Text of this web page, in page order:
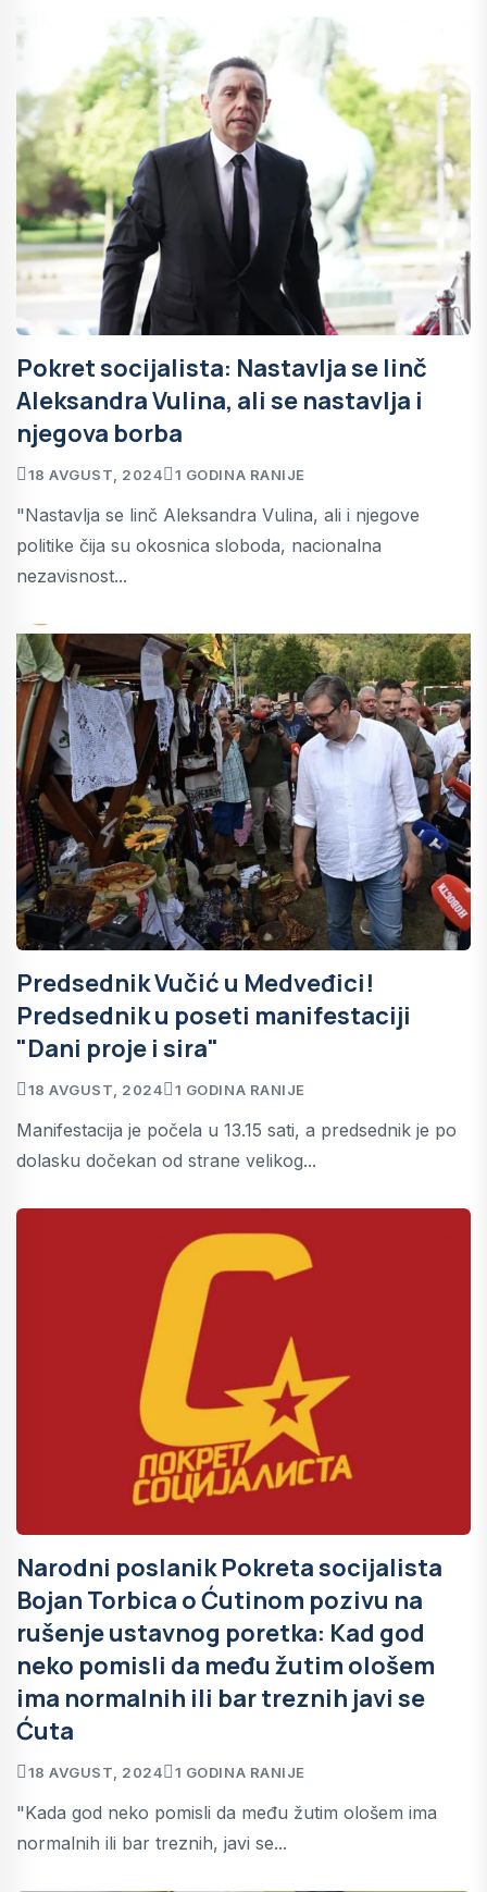
Pokret socijalista: Nastavlja se linč
Aleksandra Vulina, ali se nastavlja i
njegova borba
18 AVGUST, 2024 1 GODINA RANIJE
"Nastavlja se linč Aleksandra Vulina, ali i njegove
politike čija su okosnica sloboda, nacionalna
nezavisnost...
Predsednik Vučić u Medveđici!
Predsednik u poseti manifestaciji
"Dani proje i sira"
18 AVGUST, 2024 1 GODINA RANIJE
Manifestacija je počela u 13.15 sati, a predsednik je po
dolasku dočekan od strane velikog...
Narodni poslanik Pokreta socijalista
Bojan Torbica o Ćutinom pozivu na
rušenje ustavnog poretka: Kad god
neko pomisli da među žutim ološem
ima normalnih ili bar treznih javi se
Ćuta
18 AVGUST, 2024 1 GODINA RANIJE
"Kada god neko pomisli da među žutim ološem ima
normalnih ili bar treznih, javi se...